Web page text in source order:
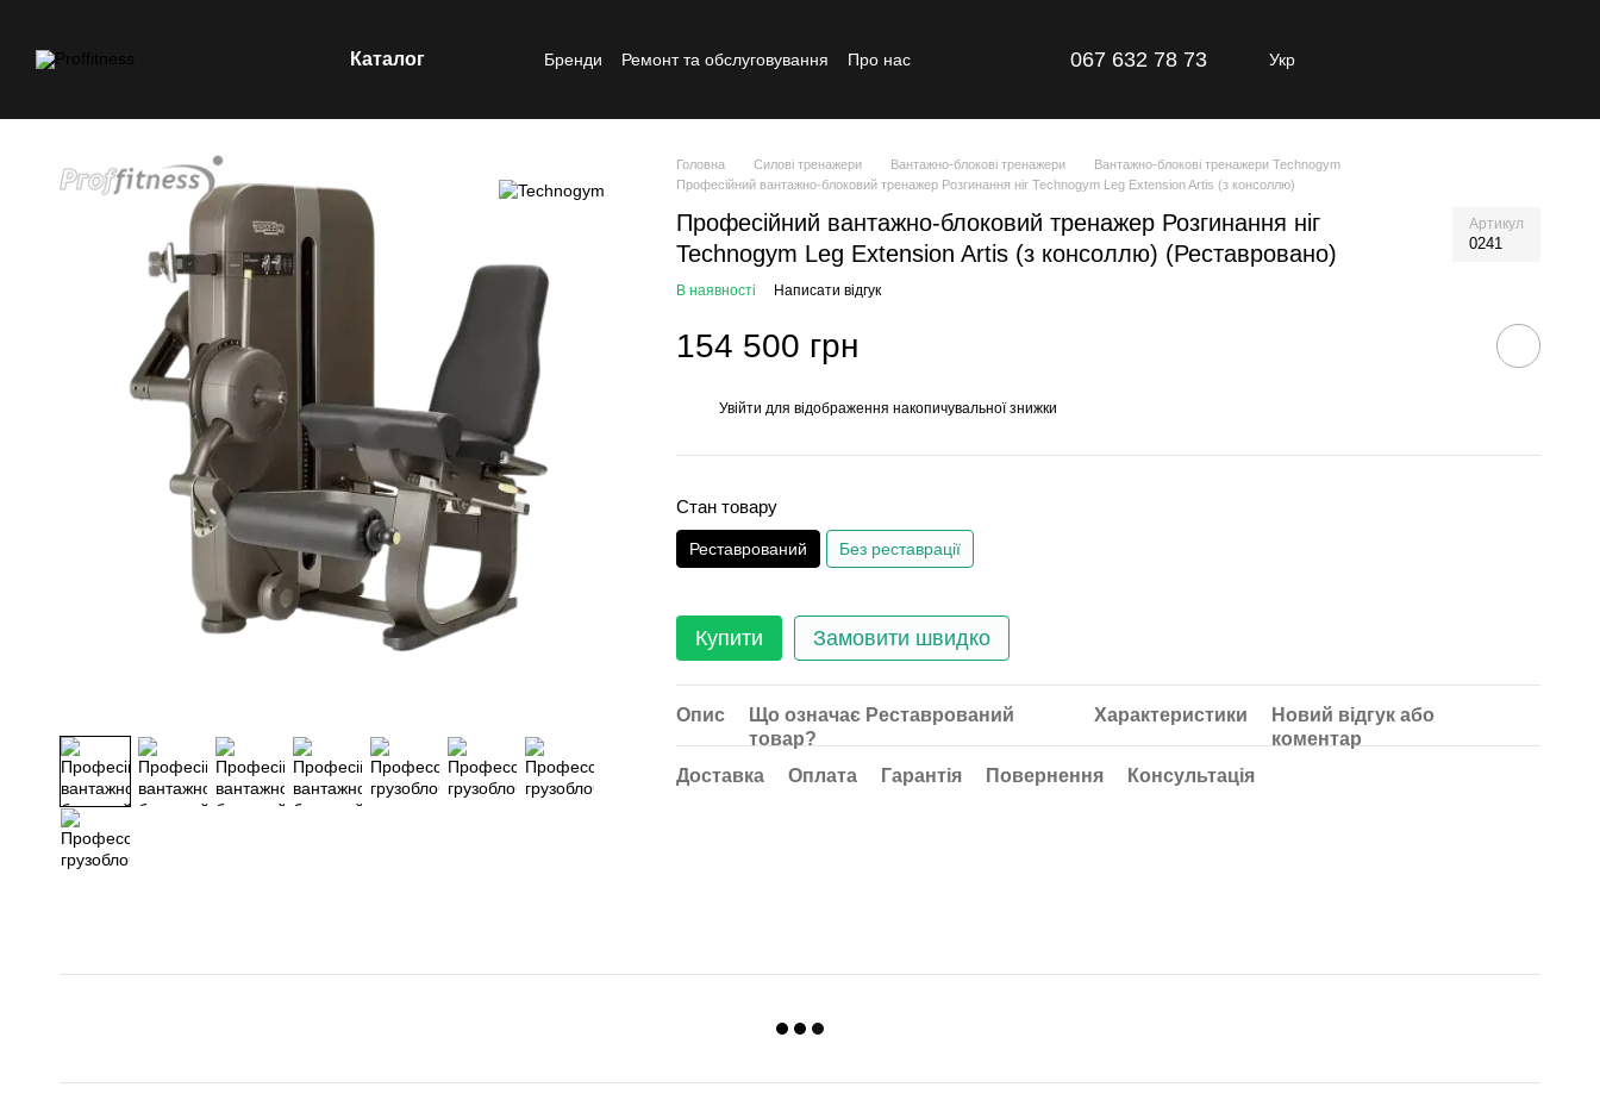
Каталог Бренди Ремонт та обслуговування
Про нас
067 632 78 73 Укр
Головна Силові тренажери Вантажно-блокові тренажери
Вантажно-блокові тренажери Technogym
Професійний вантажно-блоковий тренажер Розгинання ніг Technogym Leg Extension Artis (з консоллю)
Професійний вантажно-блоковий тренажер Розгинання ніг
Technogym Leg Extension Artis (з консоллю) (Реставровано)
Артикул
0241
В наявності Написати відгук
154 500 грн
Увійти для відображення накопичувальної знижки
Стан товару
Реставрований Без реставрації
Купити Замовити швидко
Опис
Що означає Реставрований
товар?
Характеристики
Новий відгук або
коментар
Доставка
Оплата Гарантія Повернення Консультація